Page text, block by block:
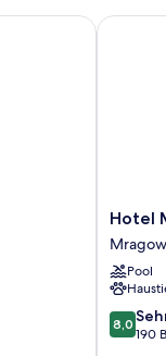
Hotel
Resort
&
Spa
Hotel
Pool
8.0
von
8,0
190
Hotel